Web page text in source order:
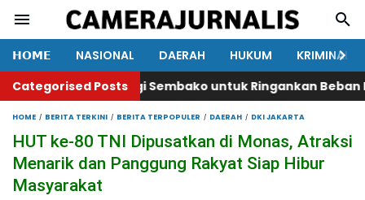
𝗛𝗢𝗠𝗘 NASIONAL DAERAH HUKUM
KRIMINAL
Categorised Posts
Aksi Berbagi Sembako untuk Ringankan Beban
HOME BERITA TERKINI BERITA TERPOPULER DAERAH DKI JAKARTA
HUT ke-80 TNI Dipusatkan di Monas, Atraksi
Menarik dan Panggung Rakyat Siap Hibur
Masyarakat